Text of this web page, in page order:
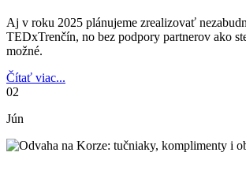
Aj v roku 2025 plánujeme zrealizovať
TEDxTrenčín, no bez podpory partnerov ako
možné.
Čítať viac...
02
Jún